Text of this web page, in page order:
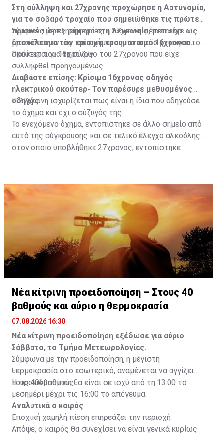
Στη σύλληψη και 27χρονης προχώρησε η Αστυνομία,
για το σοβαρό τροχαίο που σημειώθηκε τις πρώτες
πρωινές ώρες σήμερα στη Λευκωσία, που είχε ως
αποτέλεσμα τον κρίσιμο τραυματισμό 16χρονου.
Σύμφωνα με πληροφορίες, η 27χρονη φέρεται να
βρισκόταν εντός του οχήματος, το οποίο χτύπησε το
σκούτερ του 16χρονου.
Πρόκειται για τη σύζυγο του 27χρονου που είχε
συλληφθεί προηγουμένως.
Διαβάστε επίσης: Κρίσιμα 16χρονος οδηγός
ηλεκτρικού σκούτερ- Τον παρέσυρε μεθυσμένος
οδηγός
Η 27χρονη ισχυρίζεται πως είναι η ίδια που οδηγούσε
το όχημα και όχι ο σύζυγός της.
Το ενεχόμενο όχημα, εντοπίστηκε σε άλλο σημείο από
αυτό της σύγκρουσης και σε τελικό έλεγχο αλκοόλης
στον οποίο υποβλήθηκε 27χρονος, εντοπίστηκε
για αυτόφωρο αδίκημα.
Νέα κίτρινη προειδοποίηση – Στους 40
βαθμούς και αύριο η θερμοκρασία
07.08.2026 16:30
Νέα κίτρινη προειδοποίηση εξέδωσε για αύριο
Σάββατο, το Τμήμα Μετεωρολογίας.
Σύμφωνα με την προειδοποίηση, η μέγιστη
θερμοκρασία στο εσωτερικό, αναμένεται να αγγίξει
τους 40νβαθμούς.
Η προειδοποίηση θα είναι σε ισχύ από τη 13:00 το
μεσημέρι μέχρι τις 16:00 το απόγευμα.
Αναλυτικά ο καιρός
Εποχική χαμηλή πίεση επηρεάζει την περιοχή.
Απόψε, ο καιρός θα συνεχίσει να είναι γενικά κυρίως